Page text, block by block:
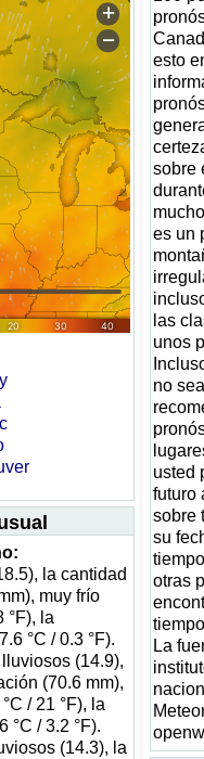
la cantidad
muy frío
°F), la
°C / 0.3 °F).
(14.9),
(70.6 mm),
/ 21 °F), la
°C / 3.2 °F).
(14.3), la
esto
sobre
es un
las
unos
no
usted
futuro
sobre
su
otras
La